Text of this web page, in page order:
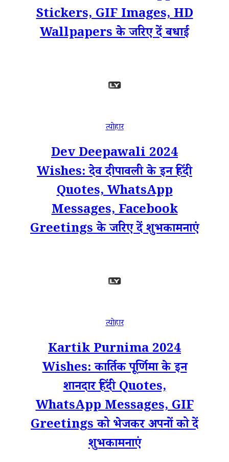
Stickers, GIF Images, HD
Wallpapers के जरिए दें बधाई
त्योहार
Dev Deepawali 2024
Wishes: देव दीपावली के इन हिंदी
Quotes, WhatsApp
Messages, Facebook
Greetings के जरिए दें शुभकामनाएं
त्योहार
Kartik Purnima 2024
Wishes: कार्तिक पूर्णिमा के इन
शानदार हिंदी Quotes,
WhatsApp Messages, GIF
Greetings को भेजकर अपनों को दें
शुभकामनाएं